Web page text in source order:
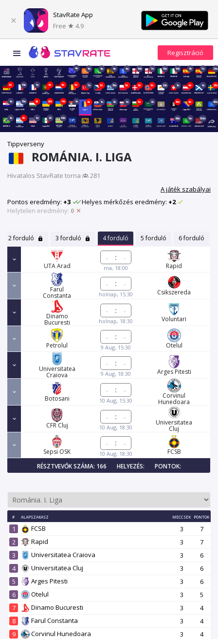
StavRate App
Free
4.9
4n 4n 4n 4n 4n 14n 7n 15n 14n 8n 7n 21n
5ó 14n 1n 6ó 4ó 5ó 7n 3ó 15n 5ó 3ó 3ó 22n 1n 4ó 1n 23ó
1n 15n 2ó 20ó 19ó 1n 4ó 1n 8n 1n 5ó 6n 10ó 4ó 40n
1n 9ó 1n 8n 48n 69n 5n 153n
Tippverseny
ROMÁNIA. I. LIGA
Hivatalos StavRate torna·
281
A játék szabályai
Pontos eredmény: +3 Helyes mérkőzés eredmény: +2
Helytelen eredmény: 0
2 forduló 3 forduló 4 forduló 5 forduló 6 forduló
UTA Arad
:
ma, 18:00 Rapid
Farul
Constanta
:
holnap, 15:30 Csikszereda
Dinamo
Bucuresti
:
holnap, 18:30 Voluntari
Petrolul
:
9 Aug, 15:30 Otelul
Universitatea
Craiova
:
9 Aug, 18:30 Arges Pitesti
Botosani
:
10 Aug, 15:30
Corvinul
Hunedoara
CFR Cluj
:
10 Aug, 18:30
Universitatea
Cluj
Sepsi OSK
:
10 Aug, 18:30
FCSB
RÉSZTVEVŐK SZÁMA: 166
HELYEZÉS: PONTOK:
# ALAPSZAKASZ MECCSEK PONTOK
1 FCSB 3
7
2
Rapid 3
7
3
Universitatea Craiova 3
6
4
Universitatea Cluj 3
6
5
Arges Pitesti 3
6
6
Otelul 3
5
7
Dinamo Bucuresti 3
4
8
Farul Constanta 3
4
9
Corvinul Hunedoara 3
4